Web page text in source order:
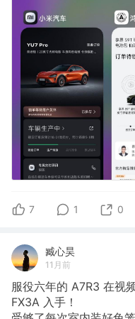
7 1 0
臧心昊
11月前
服役六年的 A7R3 在视
FX3A 入手！